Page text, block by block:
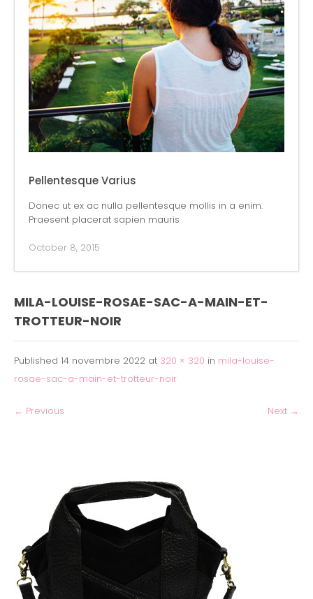
Pellentesque Varius
Donec ut ex ac nulla pellentesque mollis in a enim.
Praesent placerat sapien mauris
October 8, 2015
MILA-LOUISE-ROSAE-SAC-A-MAIN-ET-
TROTTEUR-NOIR
Published 14 novembre 2022 at 320 × 320 in mila-louise-
rosae-sac-a-main-et-trotteur-noir
← Previous Next →